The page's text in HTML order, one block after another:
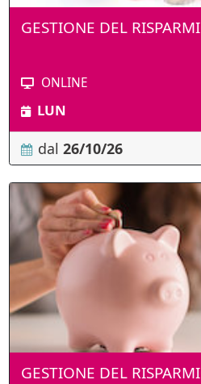
GESTIONE DEL
ONLINE
LUN
dal 26/10/26
GESTIONE DEL